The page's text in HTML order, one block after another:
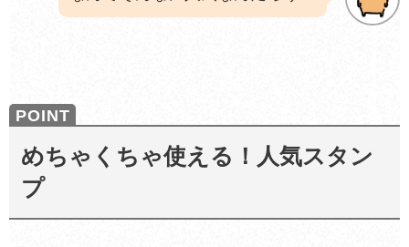
めちゃくちゃ使える！人気スタン
プ